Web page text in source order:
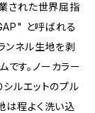
された世界屈指
と呼ばれる
ンネル生地を剥
す。ノーカラー
シルエットのプル
は程よく洗い込